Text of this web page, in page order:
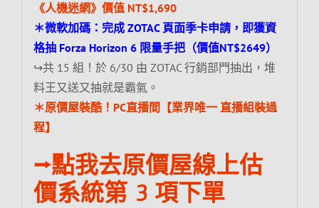
《人機迷網》價值 NT$1,690
＊微軟加碼：完成 ZOTAC 頁面季卡申請，即獲資
格抽 Forza Horizon 6 限量手把（價值NT$2649）
↪共 15 組！於 6/30 由 ZOTAC 行銷部門抽出，堆
料王又送又抽就是霸氣。
＊原價屋裝酷！PC直播間【業界唯一 直播組裝過
程】
⭢點我去原價屋線上估
價系統第 3 項下單